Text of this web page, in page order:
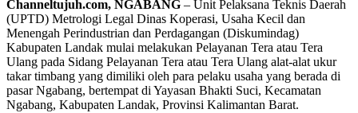
Channeltujuh.com, NGABANG – Unit Pelaksana Teknis Daerah
(UPTD) Metrologi Legal Dinas Koperasi, Usaha Kecil dan
Menengah Perindustrian dan Perdagangan (Diskumindag)
Kabupaten Landak mulai melakukan Pelayanan Tera atau Tera
Ulang pada Sidang Pelayanan Tera atau Tera Ulang alat-alat ukur
takar timbang yang dimiliki oleh para pelaku usaha yang berada di
pasar Ngabang, bertempat di Yayasan Bhakti Suci, Kecamatan
Ngabang, Kabupaten Landak, Provinsi Kalimantan Barat.